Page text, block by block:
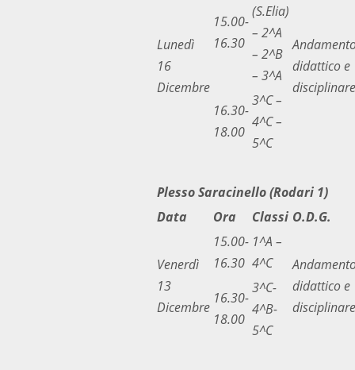
Lunedì
16
Dicembre
15.00-
16.30
(S.Elia)
– 2^A
– 2^B
– 3^A
didattico e
disciplinare
16.30-
18.00
3^C –
4^C –
5^C
Plesso Saracinello (Rodari 1)
Data
Ora Classi O.D.G.
Venerdì
13
Dicembre
15.00-
16.30
1^A –
4^C
didattico e
disciplinare
16.30-
18.00
3^C-
4^B-
5^C